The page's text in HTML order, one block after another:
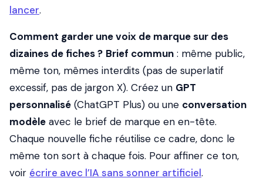
lancer.
Comment garder une voix de marque sur des
dizaines de fiches ? Brief commun : même public,
même ton, mêmes interdits (pas de superlatif
excessif, pas de jargon X). Créez un GPT
personnalisé (ChatGPT Plus) ou une conversation
modèle avec le brief de marque en en-tête.
Chaque nouvelle fiche réutilise ce cadre, donc le
même ton sort à chaque fois. Pour affiner ce ton,
voir écrire avec l’IA sans sonner artificiel.